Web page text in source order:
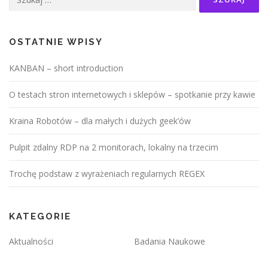
p
w
p
s
c
h
OSTATNIE WPISY
KANBAN – short introduction
O testach stron internetowych i sklepów – spotkanie przy kawie
Kraina Robotów – dla małych i dużych geek’ów
Pulpit zdalny RDP na 2 monitorach, lokalny na trzecim
Trochę podstaw z wyrażeniach regularnych REGEX
KATEGORIE
Aktualności
Badania Naukowe